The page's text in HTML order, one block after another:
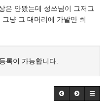
은 안봤는데 성쓰님이 그저그
냥 그 대머리에 가발만 씌
록이 가능합니다.